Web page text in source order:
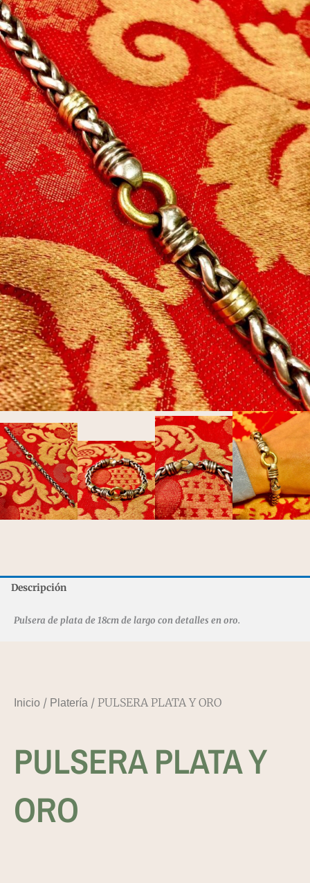
Descripción
Pulsera de plata de 18cm de largo con detalles en oro.
Inicio / Platería / PULSERA PLATA Y ORO
PULSERA PLATA Y
ORO